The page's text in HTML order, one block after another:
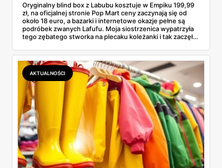
Oryginalny blind box z Labubu kosztuje w Empiku 199,99
zł, na oficjalnej stronie Pop Mart ceny zaczynają się od
około 18 euro, a bazarki i internetowe okazje pełne są
podróbek zwanych Lafufu. Moja siostrzenica wypatrzyła
tego zębatego stworka na plecaku koleżanki i tak zaczęło
kosztuje i po czym poznać, że sprzedawca nie wciska nam
podróbki. Spisałam wszystko, czego się dowiedziałam —
łącznie z jedną wpadką, o której za chwilę.
AKTUALNOŚCI